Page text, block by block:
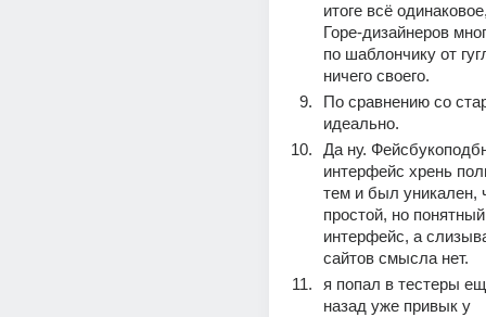
итоге всё
Горе-дизайнеров
по шаблончику от
ничего своего.
По сравнению со
идеально.
Да ну.
интерфейс хрень
тем и был уникален,
простой, но
интерфейс, а
сайтов смысла нет.
я попал в тестеры
назад уже привык у